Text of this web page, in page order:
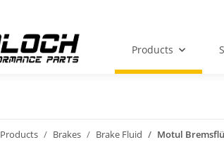
Products
Products Brakes Brake Fluid Motul